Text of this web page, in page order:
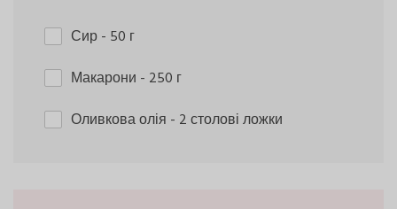
Сир- 50 г
Макарони - 250 г
Оливкова олія - 2 столові ложки